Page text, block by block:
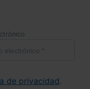
de privacidad.